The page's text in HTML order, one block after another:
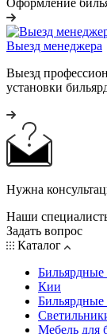
Выезд менеджера
Выезд
установки
Нужна
Наши
Задать вопрос
Каталог
Бильярдные
Кии
Мебель для